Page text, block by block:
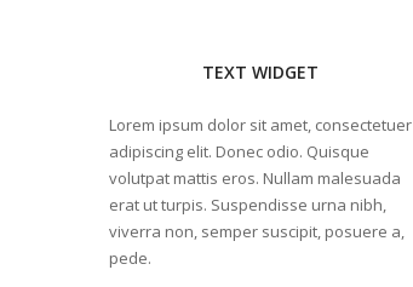
TEXT WIDGET
Lorem ipsum dolor sit amet, consectetuer
adipiscing elit. Donec odio. Quisque
volutpat mattis eros. Nullam malesuada
erat ut turpis. Suspendisse urna nibh,
viverra non, semper suscipit, posuere a,
pede.